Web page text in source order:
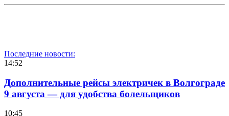
Последние новости:
14:52
Дополнительные рейсы электричек в Волгограде
9 августа — для удобства болельщиков
10:45